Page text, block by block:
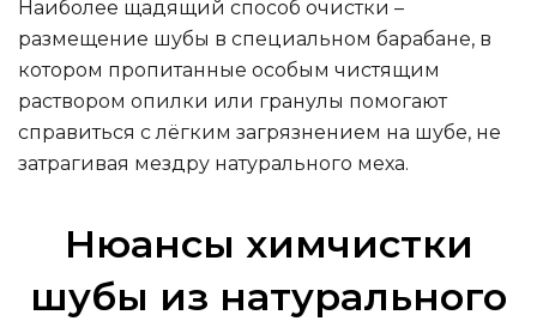
Наиболее щадящий способ очистки –
размещение шубы в специальном барабане, в
котором пропитанные особым чистящим
раствором опилки или гранулы помогают
справиться с лёгким загрязнением на шубе, не
затрагивая мездру натурального меха.
Нюансы химчистки
шубы из натурального